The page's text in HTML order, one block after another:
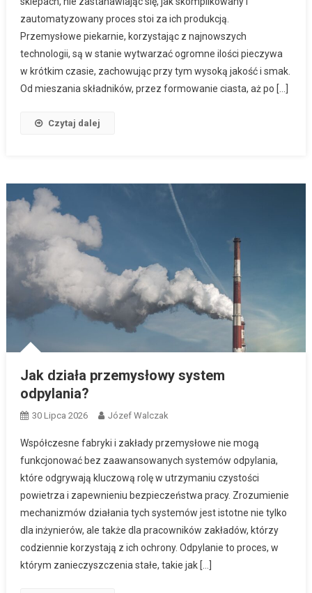
zautomatyzowany proces stoi za ich produkcją.
Przemysłowe piekarnie, korzystając z najnowszych
technologii, są w stanie wytwarzać ogromne ilości pieczywa
w krótkim czasie, zachowując przy tym wysoką jakość i smak.
Od mieszania składników, przez formowanie ciasta, aż po […]
Czytaj dalej
Jak działa przemysłowy system
odpylania?
30 Lipca 2026 Józef Walczak
Współczesne fabryki i zakłady przemysłowe nie mogą
funkcjonować bez zaawansowanych systemów odpylania,
które odgrywają kluczową rolę w utrzymaniu czystości
powietrza i zapewnieniu bezpieczeństwa pracy. Zrozumienie
mechanizmów działania tych systemów jest istotne nie tylko
dla inżynierów, ale także dla pracowników zakładów, którzy
codziennie korzystają z ich ochrony. Odpylanie to proces, w
którym zanieczyszczenia stałe, takie jak […]